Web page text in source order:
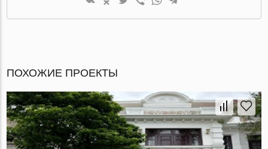
ПОХОЖИЕ ПРОЕКТЫ